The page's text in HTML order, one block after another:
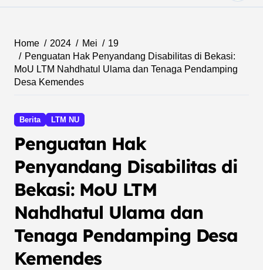
Home 2024 Mei
19
Penguatan Hak Penyandang Disabilitas di Bekasi:
MoU LTM Nahdhatul Ulama dan Tenaga Pendamping
Desa Kemendes
Berita LTM NU
Penguatan Hak
Penyandang Disabilitas di
Bekasi: MoU LTM
Nahdhatul Ulama dan
Tenaga Pendamping Desa
Kemendes